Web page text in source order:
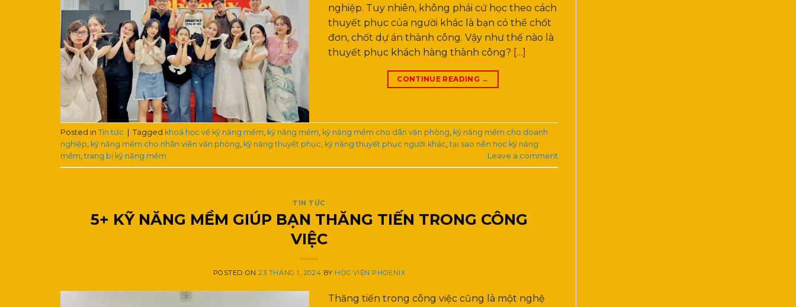
nghiệp. Tuy nhiên, không phải cứ học theo cách
thuyết phục của người khác là bạn có thể chốt
đơn, chốt dự án thành công. Vậy như thế nào là
thuyết phục khách hàng thành công? […]
CONTINUE READING →
Posted in Tin tức Tagged khoá học về kỹ năng mềm, kỹ năng mềm, kỹ năng mềm cho dân văn phòng, kỹ năng mềm cho doanh
nghiệp, kỹ năng mềm cho nhân viên văn phòng, kỹ năng thuyết phục, kỹ năng thuyết phục người khác,tại sao nên học kỹ năng
mềm,trang bị kỹ năng mềm Leave a comment
TIN TỨC
5+ KỸ NĂNG MỀM GIÚP BẠN THĂNG TIẾN TRONG CÔNG
VIỆC
POSTED ON23 THÁNG 1, 2024 BY HỌC VIỆN PHOENIX
Thăng tiến trong công việc cũng là một nghệ